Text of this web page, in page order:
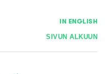
IN ENGLISH
SIVUN ALKUUN